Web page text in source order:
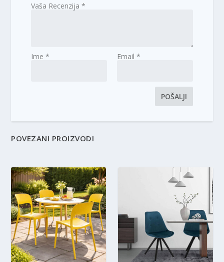
Vaša Recenzija*
Ime* Email *
POVEZANI PROIZVODI